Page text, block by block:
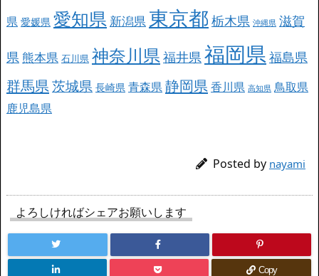
県 愛媛県 愛知県 新潟県 東京都 栃木県 沖縄県 滋賀
県 熊本県 石川県 神奈川県 福井県 福岡県福島県
群馬県茨城県 長崎県 青森県静岡県 香川県 高知県 鳥取県
鹿児島県
Posted by nayami
よろしければシェアお願いします
Copy